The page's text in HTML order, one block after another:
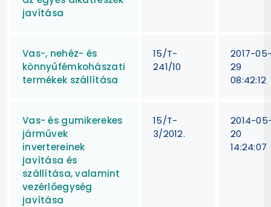
javítása
Vas-, nehéz- és
könnyűfémkohászati
termékek szállítása
15/T-
241/10
2017-
29
08:42:12
Vas- és gumikerekes
járművek
invertereinek
javítása és
szállítása, valamint
vezérlőegység
javítása
15/T-
3/2012.
2014-
20
14:24:07